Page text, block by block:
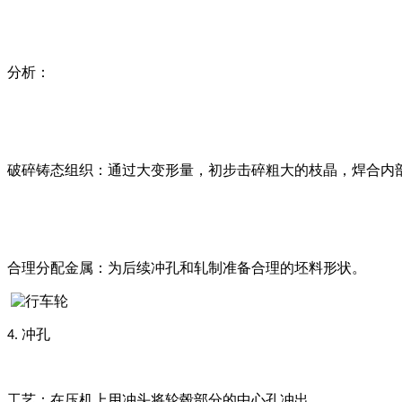
分析：
破碎铸态组织：通过大变形量，初步击碎粗大的枝晶，焊合内
合理分配金属：为后续冲孔和轧制准备合理的坯料形状。
4. 冲孔